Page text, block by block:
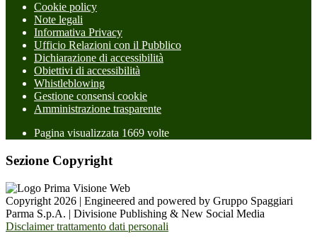
Cookie policy
Note legali
Informativa Privacy
Ufficio Relazioni con il Pubblico
Dichiarazione di accessibilità
Obiettivi di accessibilità
Whistleblowing
Gestione consensi cookie
Amministrazione trasparente
Pagina visualizzata 1669 volte
Sezione Copyright
Copyright 2026 | Engineered and powered by Gruppo Spaggiari
Parma S.p.A. | Divisione Publishing & New Social Media
Disclaimer trattamento dati personali